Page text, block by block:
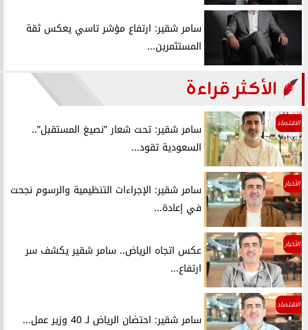
سامر شقير: ارتفاع مؤشر تاسي يعكس ثقة
المستثمرين...
الأكثر قراءة
الاقتصاد
سامر شقير: تحت شعار ”نصيغ المستقبل”..
السعودية تقود...
الأخبار
سامر شقير: الإجراءات التنظيمية والرسوم نجحت
في إعادة...
الأخبار
عكس اتجاه الرياض.. سامر شقير يكشف سر
ارتفاع...
الاقتصاد
سامر شقير: احتضان الرياض لـ 40 وزير عمل...